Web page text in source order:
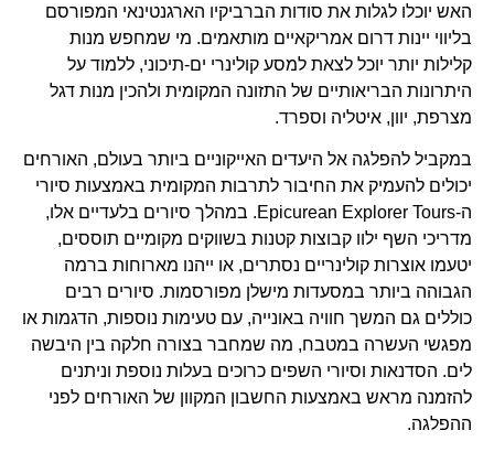
האש יוכלו לגלות את סודות הברביקיו הארגנטינאי המפורסם
בליווי יינות דרום אמריקאיים מותאמים. מי שמחפש מנות
קלילות יותר יוכל לצאת למסע קולינרי ים-תיכוני, ללמוד על
היתרונות הבריאותיים של התזונה המקומית ולהכין מנות דגל
מצרפת, יוון, איטליה וספרד.
במקביל להפלגה אל היעדים האייקוניים ביותר בעולם, האורחים
יכולים להעמיק את החיבור לתרבות המקומית באמצעות סיורי
ה-Epicurean Explorer Tours. במהלך סיורים בלעדיים אלו,
מדריכי השף ילוו קבוצות קטנות בשווקים מקומיים תוססים,
יטעמו אוצרות קולינריים נסתרים, או ייהנו מארוחות ברמה
הגבוהה ביותר במסעדות מישלן מפורסמות. סיורים רבים
כוללים גם המשך חוויה באונייה, עם טעימות נוספות, הדגמות או
מפגשי העשרה במטבח, מה שמחבר בצורה חלקה בין היבשה
לים. הסדנאות וסיורי השפים כרוכים בעלות נוספת וניתנים
להזמנה מראש באמצעות החשבון המקוון של האורחים לפני
ההפלגה.